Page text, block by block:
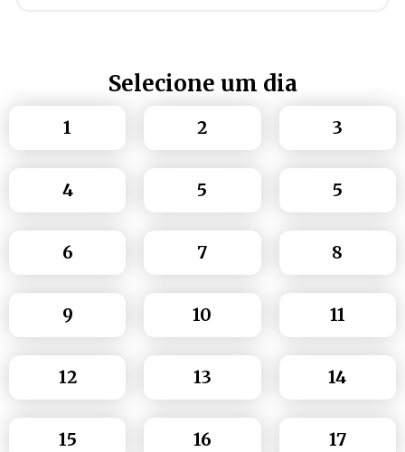
Selecione um dia
1 2 3
4 5 5
6 7 8
9 10 11
12 13 14
15 16 17